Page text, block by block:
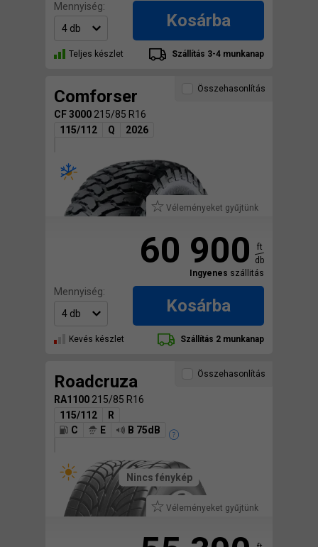
Mennyiség:
Kosárba
Teljes készlet Szállítás 3-4 munkanap
Comforser
CF 3000 215/85 R16
115/112
Q 2026
Véleményeket gyűjtünk
Összehasonlítás
60 900
ft
db
Ingyenes szállitás
Mennyiség:
Kosárba
Kevés készlet Szállítás 2 munkanap
Roadcruza
RA1100 215/85 R16
115/112
R
C
E B 75dB
Véleményeket gyűjtünk
Nincs fénykép
Összehasonlítás